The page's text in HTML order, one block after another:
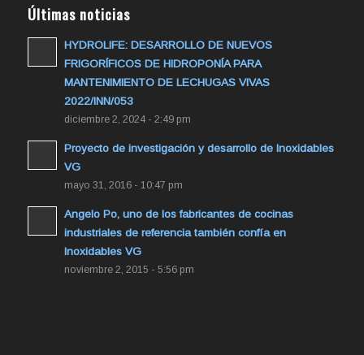
Últimas noticias
HYDROLIFE: DESARROLLO DE NUEVOS
FRIGORÍFICOS DE HIDROPONÍA PARA
MANTENIMIENTO DE LECHUGAS VIVAS
2022/INN/053
diciembre 2, 2024 - 2:49 pm
Proyecto de investigación y desarrollo de Inoxidables
VG
mayo 31, 2016 - 10:47 pm
Angelo Po, uno de los fabricantes de cocinas
industriales de referencia también confía en
Inoxidables VG
noviembre 2, 2015 - 5:56 pm